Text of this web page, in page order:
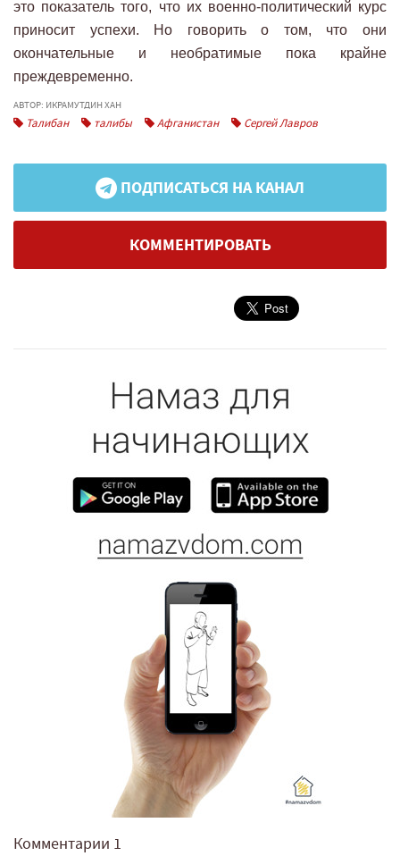
это показатель того, что их военно-политический курс
приносит успехи. Но говорить о том, что они
окончательные и необратимые пока крайне
преждевременно.
АВТОР: ИКРАМУТДИН ХАН
Талибан талибы Афганистан Сергей Лавров
ПОДПИСАТЬСЯ НА КАНАЛ
КОММЕНТИРОВАТЬ
Комментарии 1